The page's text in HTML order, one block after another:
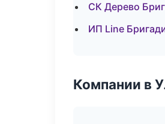
СК Дерево
ИП Line
Компании в